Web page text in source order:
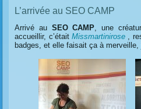
L’arrivée au SEO CAMP
Arrivé au SEO CAMP, une
accueillir, c’était Missmartinirose,
badges, et elle faisait ça à